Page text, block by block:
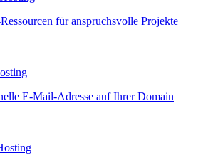
für anspruchsvolle Projekte
E-Mail-Adresse auf Ihrer Domain